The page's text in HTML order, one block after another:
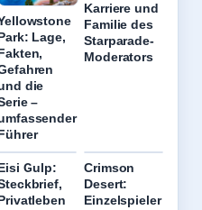
Lage,
die
–
Karriere und
Familie des
Starparade-
Moderators
Gulp:
Crimson
Desert:
Einzelspieler